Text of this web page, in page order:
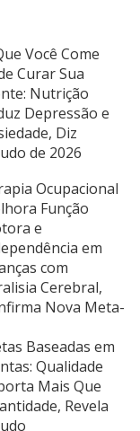
Você Come
Curar Sua
Nutrição
Depressão e
Diz
de 2026
Ocupacional
Função
e
em
com
Cerebral,
Nova Meta-
Baseadas em
Qualidade
Mais Que
Revela